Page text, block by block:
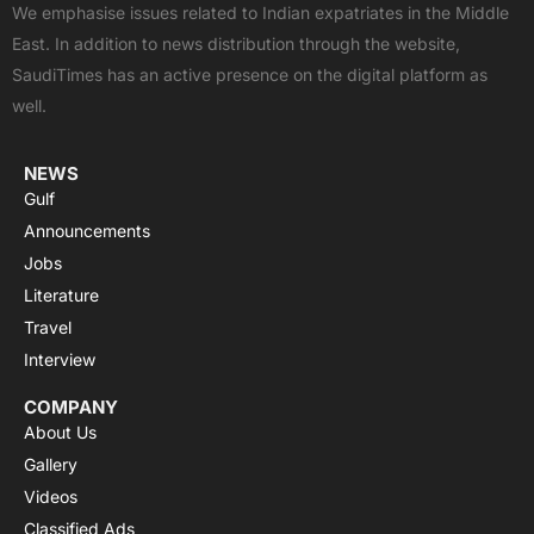
o
o
k
t
t
e
b
e
a
p
p
g
r
a
We emphasise issues related to Indian expatriates in the Middle
East. In addition to news distribution through the website,
SaudiTimes has an active presence on the digital platform as
well.
NEWS
Gulf
Announcements
Jobs
Literature
Travel
Interview
COMPANY
About Us
Gallery
Videos
Classified Ads